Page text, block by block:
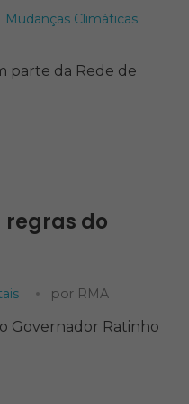
Mudanças Climáticas
parte da Rede de
regras do
por RMA
Governador Ratinho